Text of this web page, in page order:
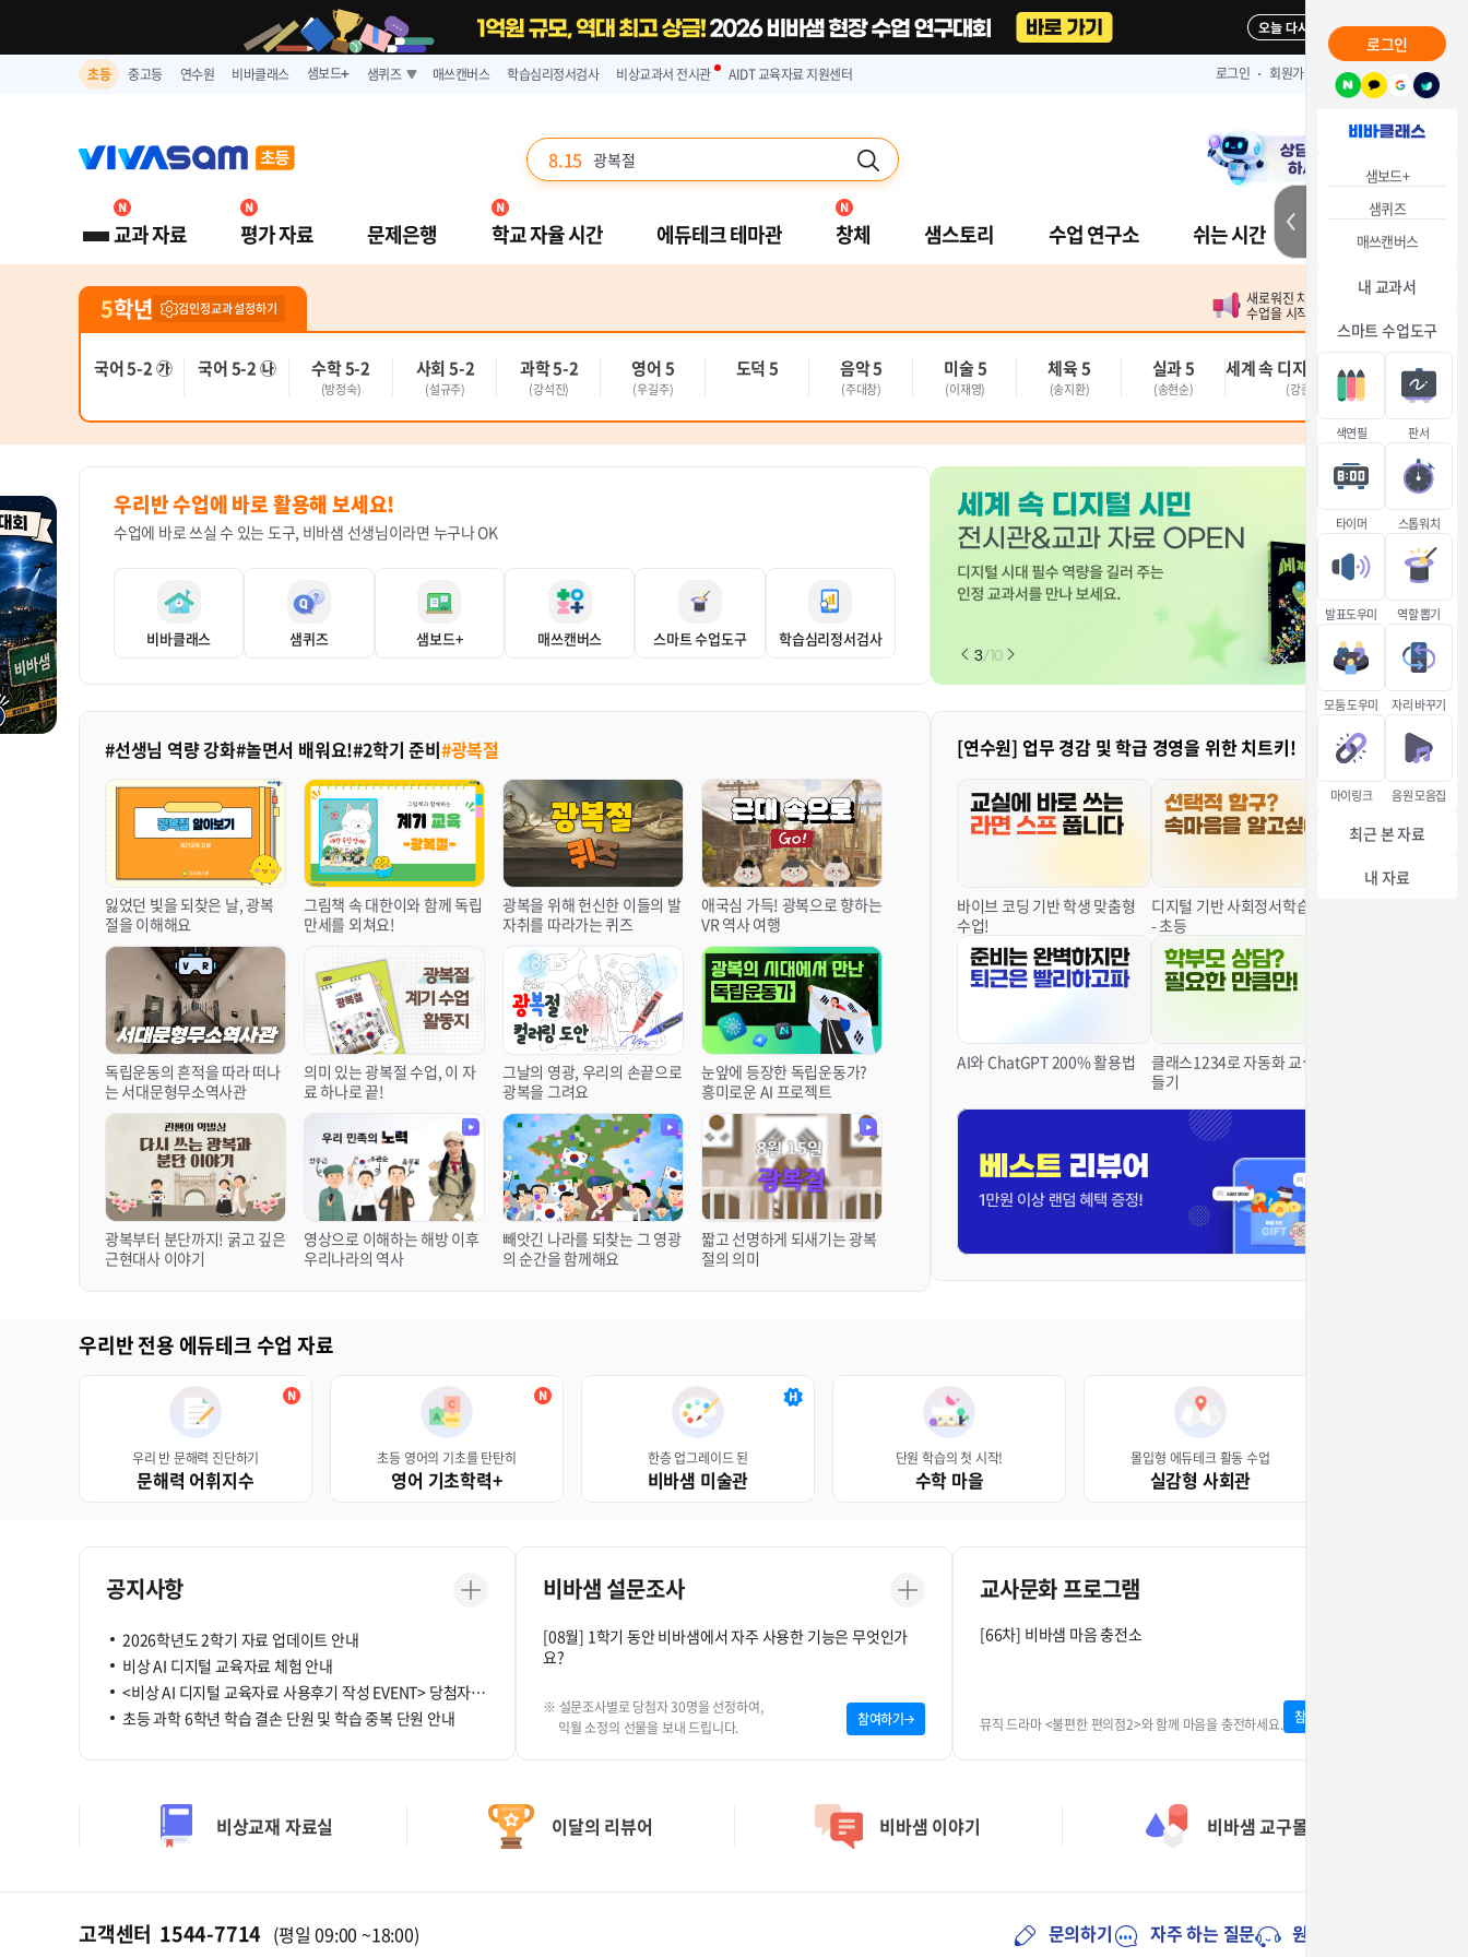
다시 보지 않기
초등 중고등 연수원 비바클래스 샘보드➕ 샘퀴즈 매쓰캔버스 학습심리정서검사 비상교과서 전시관 AIDT 교육자료 지원센터 로그인 회원가입 고객센터
검색
8.15 광복절
교과 자료
New
평가 자료
New
문제은행 학교 자율 시간
New
에듀테크 테마관 창체
New
샘스토리 수업 연구소 쉬는 시간 비바샘터
5학년 검인정교과 설정하기
국어 5-2 ㉮ 국어 5-2 ㉯ 수학 5-2
(방정숙)
사회 5-2
(설규주)
과학 5-2
(강석진)
영어 5
(우길주)
도덕 5 음악 5
(주대창)
미술 5
(이재영)
체육 5
(송지환)
실과 5
(송현순)
세계 속 디지털 시민 5~6
(강준철)
새로워진 차시창으로
수업을 시작해 볼까요?
닫기
우리반 수업에 바로 활용해 보세요!
수업에 바로 쓰실 수 있는 도구, 비바샘 선생님이라면 누구나 OK
비바클래스 샘퀴즈 샘보드+ 매쓰캔버스 스마트 수업도구 학습심리정서검사
3/10
#선생님 역량 강화#놀면서 배워요!#2학기 준비#광복절
잃었던 빛을 되찾은 날, 광복
절을 이해해요
그림책 속 대한이와 함께 독립
만세를 외쳐요!
광복을 위해 헌신한 이들의 발
자취를 따라가는 퀴즈
애국심 가득! 광복으로 향하는
VR 역사 여행
독립운동의 흔적을 따라 떠나
는 서대문형무소역사관
의미 있는 광복절 수업, 이 자
료 하나로 끝!
그날의 영광, 우리의 손끝으로
광복을 그려요
눈앞에 등장한 독립운동가?
흥미로운 AI 프로젝트
광복부터 분단까지! 굵고 깊은
근현대사 이야기
영상으로 이해하는 해방 이후
우리나라의 역사
빼앗긴 나라를 되찾는 그 영광
의 순간을 함께해요
짧고 선명하게 되새기는 광복
절의 의미
[연수원] 업무 경감 및 학급 경영을 위한 치트키!
바이브 코딩 기반 학생 맞춤형
수업!
디지털 기반 사회정서학습(SEL)
- 초등
AI와 ChatGPT 200% 활용법
클래스1234로 자동화 교실 만
들기
우리반 전용 에듀테크 수업 자료
우리 반 문해력 진단하기
문해력 어휘지수
초등 영어의 기초를 탄탄히
영어 기초학력+
한층 업그레이드 된
비바샘 미술관
단원 학습의 첫 시작!
수학 마을
몰입형 에듀테크 활동 수업
실감형 사회관
공지사항
비바샘 전체 서비스 시스템 점검 안내(26.07.25)
비상 AI 디지털 교육자료 체험 안내
<비상 AI 디지털 교육자료 사용후기 작성 EVENT> 당첨자 발표
초등 과학 6학년 학습 결손 단원 및 학습 중복 단원 안내
22개정 5, 6학년 2학기 "수학" 자료 업데이트
[비바샘 문제은행] 2026학년도 2학기 문항 업데이트 안내
2026학년도 2학기 자료 업데이트 안내
비상 AI 디지털 교육자료 체험 안내
<비상 AI 디지털 교육자료 사용후기 작성 EVENT> 당첨자 발표
초등 과학 6학년 학습 결손 단원 및 학습 중복 단원 안내
개인정보처리방침 개정 사전 안내
[비바샘 문제은행] 2026학년도 2학기 문항 업데이트 안내
비상 AI 디지털 교육자료 체험 안내
비바샘 설문조사
[08월] 1학기 동안 비바샘에서 자주 사용한 기능은 무엇인가
요?
※ 설문조사별로 당첨자 30명을 선정하여,
익월 소정의 선물을 보내 드립니다.
참여하기
교사문화 프로그램
[66차] 비바샘 마음 충전소
뮤직 드라마 <불편한 편의점2>와 함께 마음을 충전하세요. 참여하기
비상교재 자료실 이달의 리뷰어 비바샘 이야기 비바샘 교구몰
고객센터 1544-7714 (평일 09:00 ~18:00) 문의하기 자주 하는 질문 원격지원요청
로그인
샘보드+
샘퀴즈
매쓰캔버스
내 교과서
스마트 수업도구
색연필 판서
타이머 스톱워치
발표도우미 역할 뽑기
모둠 도우미 자리 바꾸기
마이링크 음원 모음집
최근 본 자료
내 자료